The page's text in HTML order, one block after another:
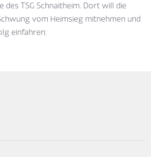
des TSG Schnaitheim. Dort will die
vom Heimsieg mitnehmen und
einfahren.